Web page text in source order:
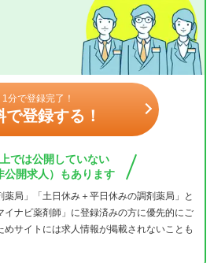
1分で登録完了！
で登録する！
では公開していない
公開求人）もあります
薬局」「土日休み＋平日休みの調剤薬局」と
イナビ薬剤師」に登録済みの方に優先的にご
サイトには求人情報が掲載されないことも